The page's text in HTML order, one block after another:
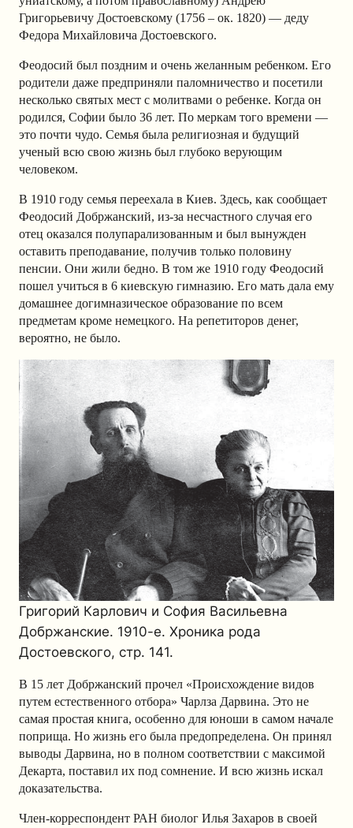
Григорьевичу Достоевскому (1756 – ок. 1820) — деду
Федора Михайловича Достоевского.
Феодосий был поздним и очень желанным ребенком. Его
родители даже предприняли паломничество и посетили
несколько святых мест с молитвами о ребенке. Когда он
родился, Софии было 36 лет. По меркам того времени —
это почти чудо. Семья была религиозная и будущий
ученый всю свою жизнь был глубоко верующим
человеком.
В 1910 году семья переехала в Киев. Здесь, как сообщает
Феодосий Добржанский, из-за несчастного случая его
отец оказался полупарализованным и был вынужден
оставить преподавание, получив только половину
пенсии. Они жили бедно. В том же 1910 году Феодосий
пошел учиться в 6 киевскую гимназию. Его мать дала ему
домашнее догимназическое образование по всем
предметам кроме немецкого. На репетиторов денег,
вероятно, не было.
Григорий Карлович и София Васильевна
Добржанские. 1910-е. Хроника рода
Достоевского, стр. 141.
В 15 лет Добржанский прочел «Происхождение видов
путем естественного отбора» Чарлза Дарвина. Это не
самая простая книга, особенно для юноши в самом начале
поприща. Но жизнь его была предопределена. Он принял
выводы Дарвина, но в полном соответствии с максимой
Декарта, поставил их под сомнение. И всю жизнь искал
доказательства.
Член-корреспондент РАН биолог Илья Захаров в своей